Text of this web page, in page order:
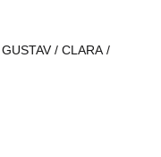
/ CLARA /